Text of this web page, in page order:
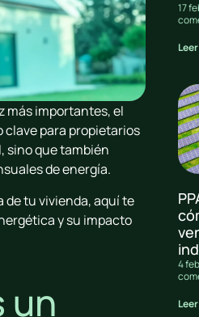
más importantes, el
para propietarios
sino que también
de energía.
de tu vivienda, aquí te
y su impacto
un
17
4